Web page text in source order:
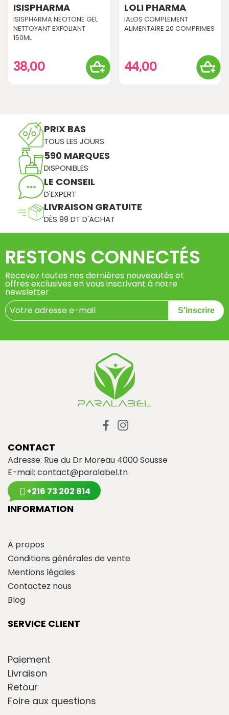
ISISPHARMA
ISISPHARMA NEOTONE GEL
NETTOYANT EXFOLIANT
150ML
38,00
LOLI PHARMA
IALOS COMPLEMENT
ALIMENTAIRE 20 COMPRIMES
44,00
PRIX BAS
TOUS LES JOURS
590 MARQUES
DISPONIBLES
LE CONSEIL
D'EXPERT
LIVRAISON GRATUITE
DÈS 99 DT D'ACHAT
RESTONS CONNECTÉS
Recevez toutes nos dernières nouveautés et
offres exclusives en vous inscrivant à notre
newsletter
S'inscrire
CONTACT
Adresse: Rue du Dr Moreau 4000 Sousse
E-mail: contact@paralabel.tn
+216 73 202 814
INFORMATION
A propos
Conditions générales de vente
Mentions légales
Contactez nous
Blog
SERVICE CLIENT
Paiement
Livraison
Retour
Foire aux questions